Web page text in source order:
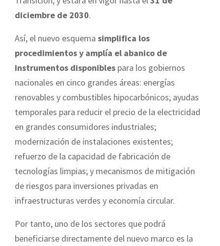
diciembre de 2030.
Así, el nuevo esquema simplifica los
procedimientos y amplía el abanico de
instrumentos disponibles para los gobiernos
nacionales en cinco grandes áreas: energías
renovables y combustibles hipocarbónicos; ayudas
temporales para reducir el precio de la electricidad
en grandes consumidores industriales;
modernización de instalaciones existentes;
refuerzo de la capacidad de fabricación de
tecnologías limpias; y mecanismos de mitigación
de riesgos para inversiones privadas en
infraestructuras verdes y economía circular.
Por tanto, uno de los sectores que podrá
beneficiarse directamente del nuevo marco es la